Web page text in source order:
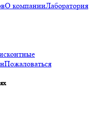
О компанииЛаборатория
Пожаловаться